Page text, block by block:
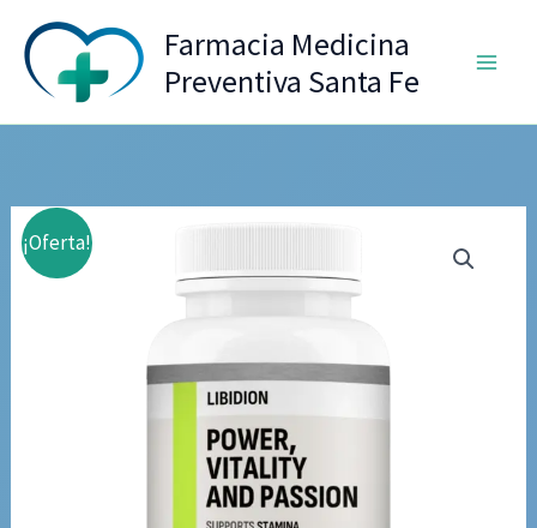
contenido
Farmacia Medicina
Preventiva Santa Fe
¡Oferta!